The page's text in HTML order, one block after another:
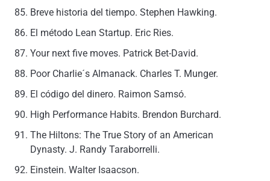
Breve historia del tiempo. Stephen Hawking.
El método Lean Startup. Eric Ries.
Your next five moves. Patrick Bet-David.
Poor Charlie´s Almanack. Charles T. Munger.
El código del dinero. Raimon Samsó.
High Performance Habits. Brendon Burchard.
The Hiltons: The True Story of an American
Dynasty. J. Randy Taraborrelli.
Einstein. Walter Isaacson.